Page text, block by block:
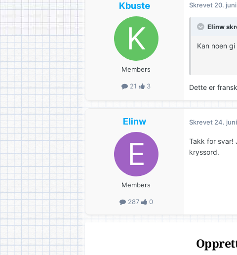
Kbuste
Members
21 3
Skrevet 20. juni
Elinw
Kan noen
Dette er
Elinw
Members
287 0
Skrevet 24. juni
Takk for svar!
kryssord.